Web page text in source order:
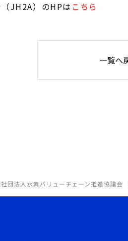
JH2A）のHPは こちら
一覧へ
社団法人水素バリューチェーン推進協議